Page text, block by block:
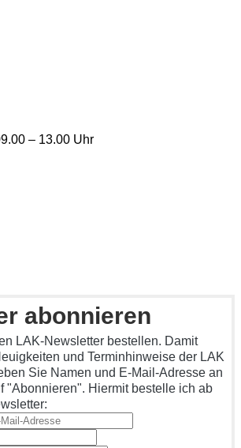
– 13.00 Uhr
abonnieren
LAK-Newsletter bestellen. Damit
und Terminhinweise der LAK
Sie Namen und E-Mail-Adresse an
"Abonnieren". Hiermit bestelle ich ab